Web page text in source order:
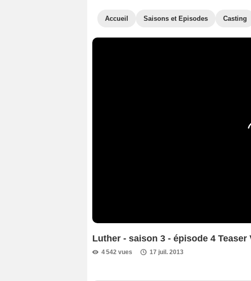
Accueil Saisons et Episodes Casting
Luther - saison 3 - épisode 4 Teaser
4 542 vues 17 juil. 2013